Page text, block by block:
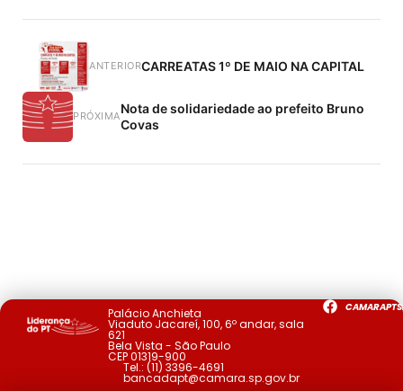
ANTERIORCARREATAS 1º DE MAIO NA CAPITAL
PRÓXIMANota de solidariedade ao prefeito Bruno
Covas
Palácio Anchieta
Viaduto Jacareí, 100, 6º andar, sala
621
Bela Vista - São Paulo
CEP 01319-900
Tel.: (11) 3396-4691
bancadapt@camara.sp.gov.br